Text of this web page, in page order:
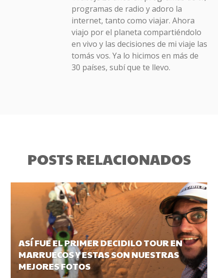
programas de radio y adoro la
internet, tanto como viajar. Ahora
viajo por el planeta compartiéndolo
en vivo y las decisiones de mi viaje las
tomás vos. Ya lo hicimos en más de
30 países, subí que te llevo.
POSTS RELACIONADOS
ASÍ FUE EL PRIMER DECIDILO TOUR EN
MARRUECOS Y ESTAS SON NUESTRAS
MEJORES FOTOS